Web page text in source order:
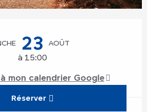
23 AOÛT
à 15:00
mon calendrier Google
Réserver